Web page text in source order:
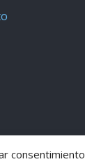
consentimiento